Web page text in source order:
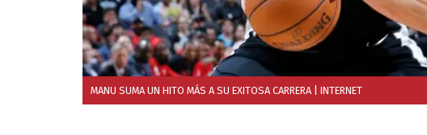
MANU SUMA UN HITO MÁS A SU EXITOSA CARRERA | INTERNET